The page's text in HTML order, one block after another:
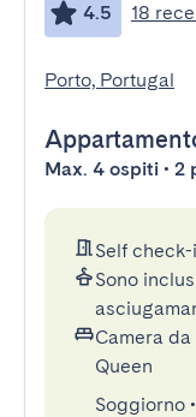
4.5 18
Porto, Portugal
Max. 4 ospiti • 2
Self check-
Sono
Camera
Queen
Soggiorno •